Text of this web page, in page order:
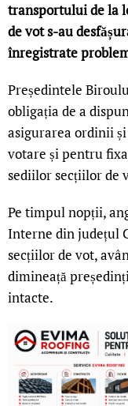
transportului de la
de vot s-au
înregistrate
Președintele
obligația de a
asigurarea ordinii
votare și pentru
sediilor secțiilor de
Pe timpul nopții,
Interne din județul
secțiilor de vot,
dimineață
intacte.